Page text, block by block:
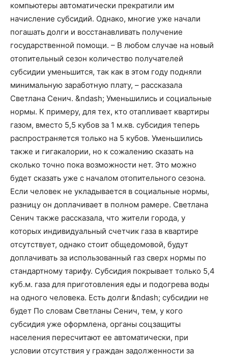
компьютеры автоматически прекратили им
начисление субсидий. Однако, многие уже начали
погашать долги и восстанавливать получение
государственной помощи. – В любом случае на новый
отопительный сезон количество получателей
субсидии уменьшится, так как в этом году подняли
минимальную заработную плату, – рассказала
Светлана Сенич. &ndash; Уменьшились и социальные
нормы. К примеру, для тех, кто отапливает квартиры
газом, вместо 5,5 кубов за 1 м.кв. субсидия теперь
распространяется только на 5 кубов. Уменьшились
также и гигакалории, но к сожалению сказать на
сколько точно пока возможности нет. Это можно
будет сказать уже с началом отопительного сезона.
Если человек не укладывается в социальные нормы,
разницу он доплачивает в полном рамере. Светлана
Сенич также рассказала, что жители города, у
которых индивидуальный счетчик газа в квартире
отсутствует, однако стоит общедомовой, будут
доплачивать за использованный газ сверх нормы по
стандартному тарифу. Субсидия покрывает только 5,4
куб.м. газа для приготовления еды и подогрева воды
на одного человека. Есть долги &ndash; субсидии не
будет По словам Светланы Сенич, тем, у кого
субсидия уже оформлена, органы соцзащиты
населения пересчитают ее автоматически, при
условии отсутствия у граждан задолженности за